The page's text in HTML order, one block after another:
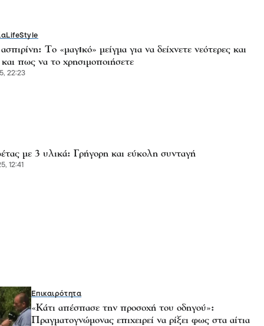
LifeStyle
Το «μαγıκό» μείγμα για να δείχνετε νεότερες και
πως να το χρησιμοποιήσετε
22:23
με 3 υλικά: Γρήγορη και εύκολη συνταγή
12:41
Επικαιρότητα
«Κάτι απέσπασε την προσοχή του οδηγού»:
Πραγματογνώμονας επιχειρεί να ρίξει φως στα αίτια